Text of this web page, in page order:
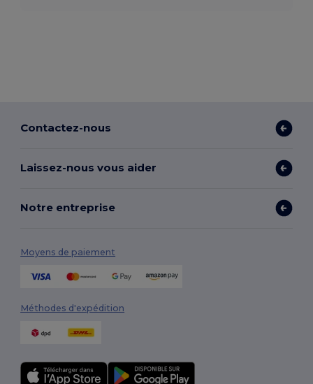
Contactez-nous
Laissez-nous vous aider
Notre entreprise
Moyens de paiement
Méthodes d'expédition